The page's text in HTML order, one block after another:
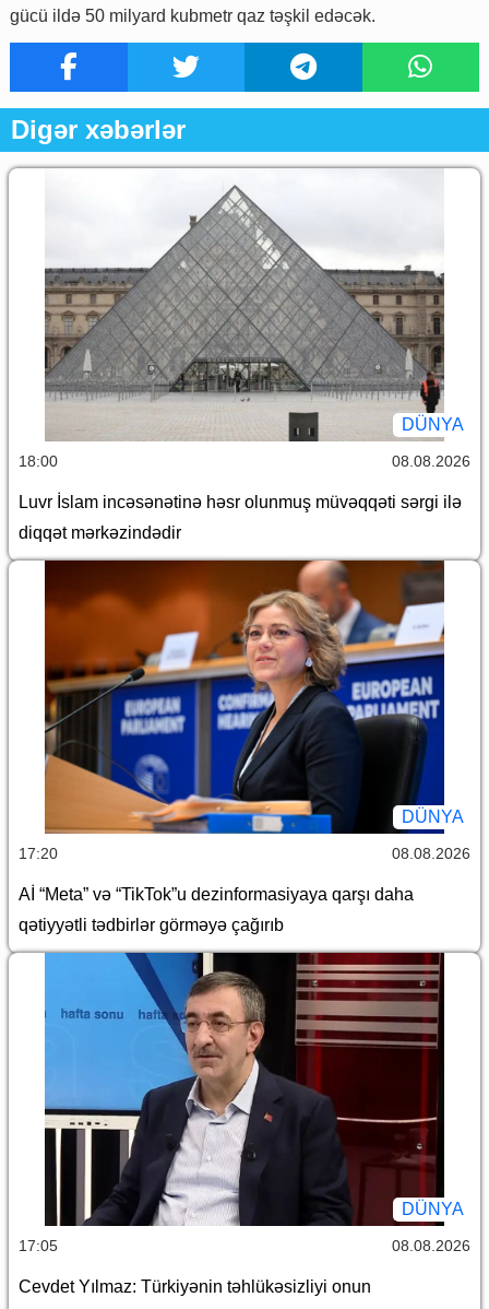
gücü ildə 50 milyard kubmetr qaz təşkil edəcək.
Digər xəbərlər
DÜNYA
18:00 08.08.2026
Luvr İslam incəsənətinə həsr olunmuş müvəqqəti sərgi ilə
diqqət mərkəzindədir
DÜNYA
17:20 08.08.2026
Aİ “Meta” və “TikTok”u dezinformasiyaya qarşı daha
qətiyyətli tədbirlər görməyə çağırıb
DÜNYA
17:05 08.08.2026
Cevdet Yılmaz: Türkiyənin təhlükəsizliyi onun